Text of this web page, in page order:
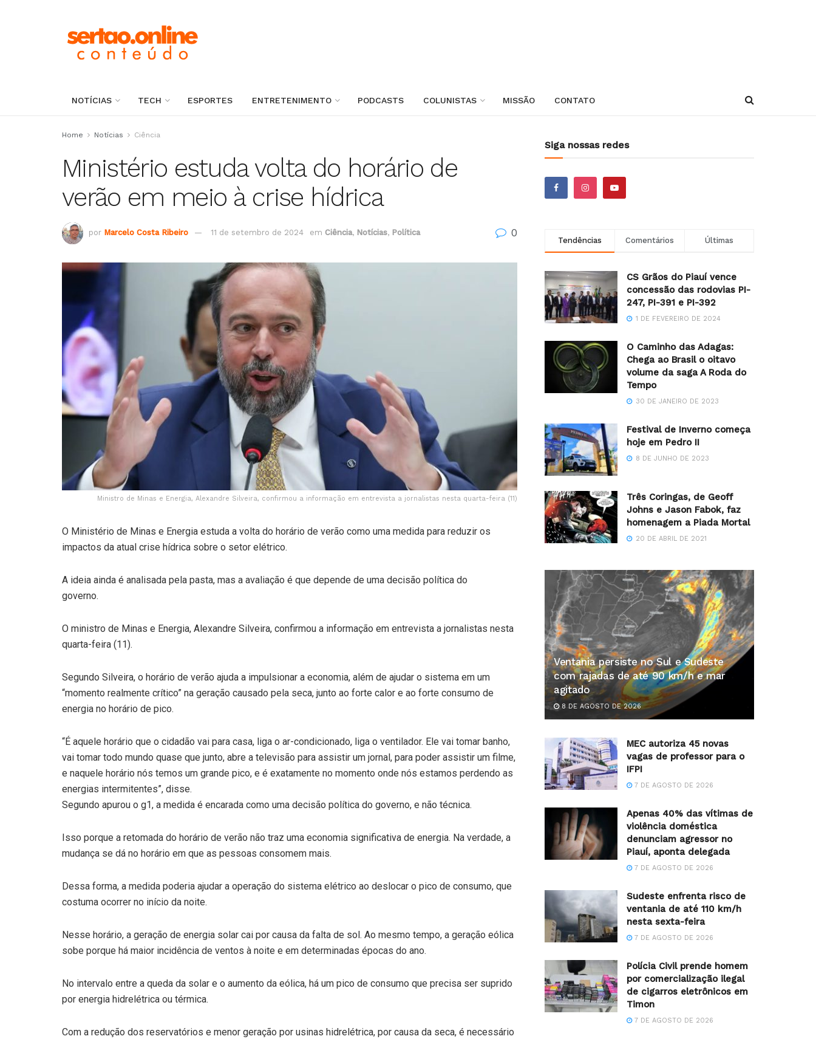
NOTÍCIAS TECH ESPORTES ENTRETENIMENTO PODCASTS COLUNISTAS MISSÃO CONTATO
Home Notícias Ciência
Ministério estuda volta do horário de
verão em meio à crise hídrica
por Marcelo Costa Ribeiro 11 de setembro de 2024 em Ciência, Notícias, Política 0
Ministro de Minas e Energia, Alexandre Silveira, confirmou a informação em entrevista a jornalistas nesta quarta-feira (11)
O Ministério de Minas e Energia estuda a volta do horário de verão como uma medida para reduzir os
impactos da atual crise hídrica sobre o setor elétrico.
A ideia ainda é analisada pela pasta, mas a avaliação é que depende de uma decisão política do
governo.
O ministro de Minas e Energia, Alexandre Silveira, confirmou a informação em entrevista a jornalistas nesta
quarta-feira (11).
Segundo Silveira, o horário de verão ajuda a impulsionar a economia, além de ajudar o sistema em um
“momento realmente crítico” na geração causado pela seca, junto ao forte calor e ao forte consumo de
energia no horário de pico.
“É aquele horário que o cidadão vai para casa, liga o ar-condicionado, liga o ventilador. Ele vai tomar banho,
vai tomar todo mundo quase que junto, abre a televisão para assistir um jornal, para poder assistir um filme,
e naquele horário nós temos um grande pico, e é exatamente no momento onde nós estamos perdendo as
energias intermitentes”, disse.
Segundo apurou o g1, a medida é encarada como uma decisão política do governo, e não técnica.
Isso porque a retomada do horário de verão não traz uma economia significativa de energia. Na verdade, a
mudança se dá no horário em que as pessoas consomem mais.
Dessa forma, a medida poderia ajudar a operação do sistema elétrico ao deslocar o pico de consumo, que
costuma ocorrer no início da noite.
Nesse horário, a geração de energia solar cai por causa da falta de sol. Ao mesmo tempo, a geração eólica
sobe porque há maior incidência de ventos à noite e em determinadas épocas do ano.
No intervalo entre a queda da solar e o aumento da eólica, há um pico de consumo que precisa ser suprido
por energia hidrelétrica ou térmica.
Com a redução dos reservatórios e menor geração por usinas hidrelétrica, por causa da seca, é necessário
Siga nossas redes
Tendências Comentários Últimas
CS Grãos do Piauí vence
concessão das rodovias PI-
247, PI-391 e PI-392
1 DE FEVEREIRO DE 2024
O Caminho das Adagas:
Chega ao Brasil o oitavo
volume da saga A Roda do
Tempo
30 DE JANEIRO DE 2023
Festival de Inverno começa
hoje em Pedro II
8 DE JUNHO DE 2023
Três Coringas, de Geoff
Johns e Jason Fabok, faz
homenagem a Piada Mortal
20 DE ABRIL DE 2021
Ventania persiste no Sul e Sudeste
com rajadas de até 90 km/h e mar
agitado
8 DE AGOSTO DE 2026
MEC autoriza 45 novas
vagas de professor para o
IFPI
7 DE AGOSTO DE 2026
Apenas 40% das vítimas de
violência doméstica
denunciam agressor no
Piauí, aponta delegada
7 DE AGOSTO DE 2026
Sudeste enfrenta risco de
ventania de até 110 km/h
nesta sexta-feira
7 DE AGOSTO DE 2026
Polícia Civil prende homem
por comercialização ilegal
de cigarros eletrônicos em
Timon
7 DE AGOSTO DE 2026